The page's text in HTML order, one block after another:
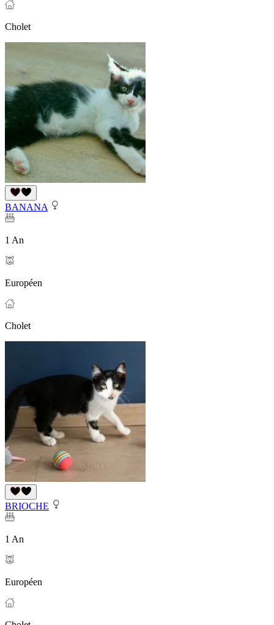
Cholet
BANANA
1 An
Européen
Cholet
BRIOCHE
1 An
Européen